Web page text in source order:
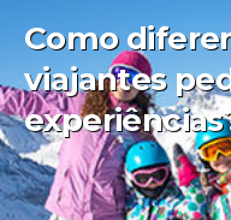
Como
viajantes